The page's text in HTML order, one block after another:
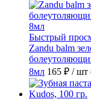
Быстрый
Zandu balm
8мл 165 ₽ / шт